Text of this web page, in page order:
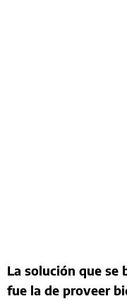
La solución que se
fue la de proveer